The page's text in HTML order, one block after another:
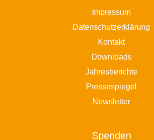
Impressum
Datenschutzerklärung
Kontakt
Downloads
Jahresberichte
Pressespiegel
Newsletter
Spenden